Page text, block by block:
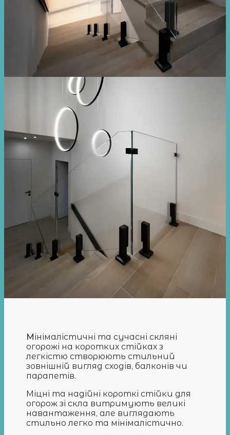
Мінімалістичні та сучасні скляні
огорожі на коротких стійках з
легкістю створюють стильний
зовнішній вигляд сходів, балконів чи
парапетів.
Міцні та надійні короткі стійки для
огорож зі скла витримують великі
навантаження, але виглядають
стильно легко та мінімалістично.